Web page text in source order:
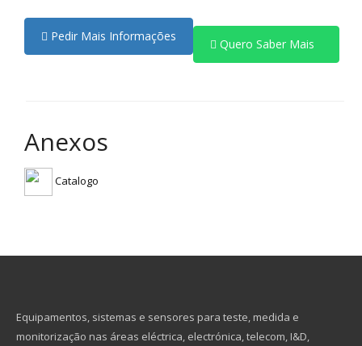
Pedir Mais Informações
Quero Saber Mais
Anexos
Catalogo
Equipamentos, sistemas e sensores para teste, medida e
monitorização nas áreas eléctrica, electrónica, telecom, I&D,